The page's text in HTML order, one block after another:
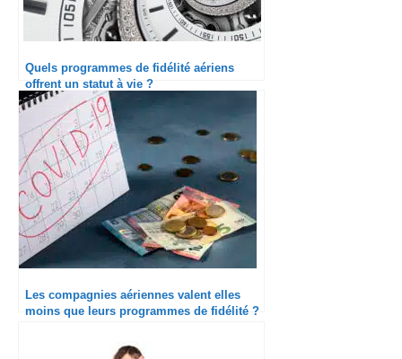
Quels programmes de fidélité aériens
offrent un statut à vie ?
Les compagnies aériennes valent elles
moins que leurs programmes de fidélité ?